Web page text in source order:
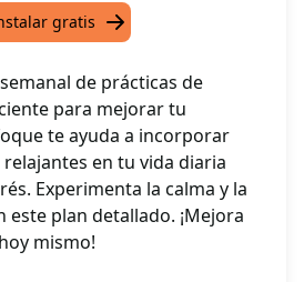
gratis
de prácticas de
para mejorar tu
te ayuda a incorporar
en tu vida diaria
Experimenta la calma y la
este plan detallado. ¡Mejora
mismo!